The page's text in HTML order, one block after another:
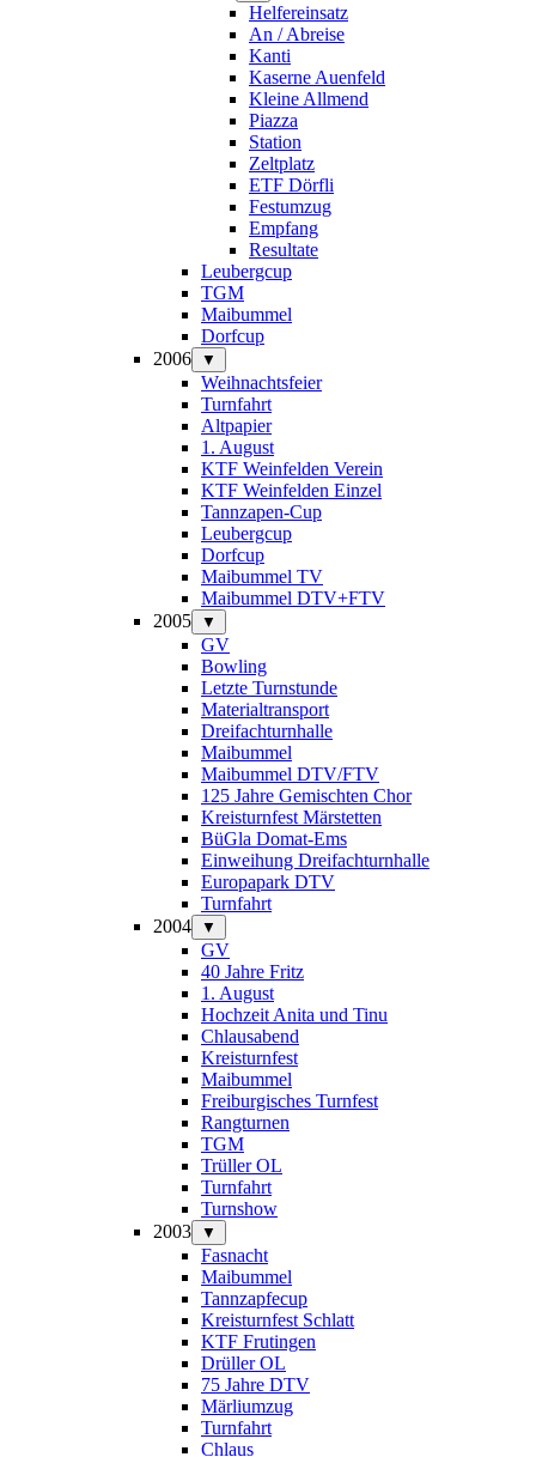
Helfereinsatz
An / Abreise
Kanti
Kaserne Auenfeld
Kleine Allmend
Piazza
Station
Zeltplatz
ETF Dörfli
Festumzug
Empfang
Resultate
Leubergcup
TGM
Maibummel
Dorfcup
2006
▼
Weihnachtsfeier
Turnfahrt
Altpapier
1. August
KTF Weinfelden Verein
KTF Weinfelden Einzel
Tannzapen-Cup
Leubergcup
Dorfcup
Maibummel TV
Maibummel DTV+FTV
2005
▼
GV
Bowling
Letzte Turnstunde
Materialtransport
Dreifachturnhalle
Maibummel
Maibummel DTV/FTV
125 Jahre Gemischten Chor
Kreisturnfest Märstetten
BüGla Domat-Ems
Einweihung Dreifachturnhalle
Europapark DTV
Turnfahrt
2004
▼
GV
40 Jahre Fritz
1. August
Hochzeit Anita und Tinu
Chlausabend
Kreisturnfest
Maibummel
Freiburgisches Turnfest
Rangturnen
TGM
Trüller OL
Turnfahrt
Turnshow
2003
▼
Fasnacht
Maibummel
Tannzapfecup
Kreisturnfest Schlatt
KTF Frutingen
Drüller OL
75 Jahre DTV
Märliumzug
Turnfahrt
Chlaus